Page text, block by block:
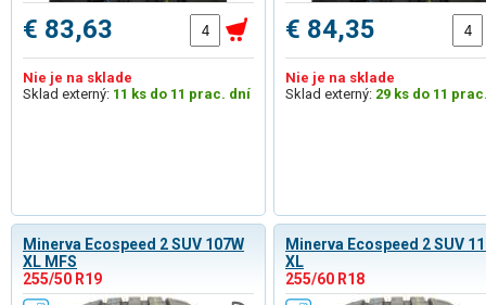
€ 83,63
Nie je na sklade
Sklad externý: 11 ks do 11 prac. dní
€ 84,35
Nie je na sklade
Sklad externý: 29 ks do 11
Minerva Ecospeed 2 SUV 107W
XL MFS
255/50 R19
Minerva Ecospeed 2 SUV
XL
255/60 R18